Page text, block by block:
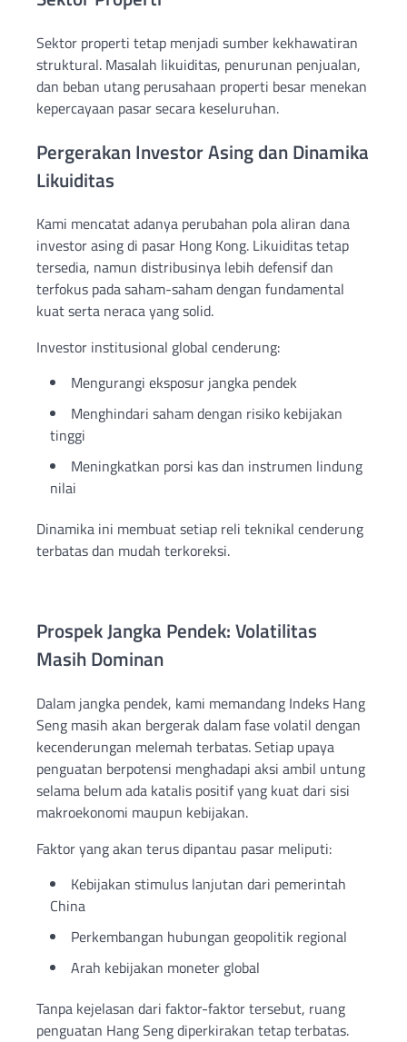
Sektor properti tetap menjadi sumber kekhawatiran
struktural. Masalah likuiditas, penurunan penjualan,
dan beban utang perusahaan properti besar menekan
kepercayaan pasar secara keseluruhan.
Pergerakan Investor Asing dan Dinamika
Likuiditas
Kami mencatat adanya perubahan pola aliran dana
investor asing di pasar Hong Kong. Likuiditas tetap
tersedia, namun distribusinya lebih defensif dan
terfokus pada saham-saham dengan fundamental
kuat serta neraca yang solid.
Investor institusional global cenderung:
Mengurangi eksposur jangka pendek
Menghindari saham dengan risiko kebijakan
tinggi
Meningkatkan porsi kas dan instrumen lindung
nilai
Dinamika ini membuat setiap reli teknikal cenderung
terbatas dan mudah terkoreksi.
Prospek Jangka Pendek: Volatilitas
Masih Dominan
Dalam jangka pendek, kami memandang Indeks Hang
Seng masih akan bergerak dalam fase volatil dengan
kecenderungan melemah terbatas. Setiap upaya
penguatan berpotensi menghadapi aksi ambil untung
selama belum ada katalis positif yang kuat dari sisi
makroekonomi maupun kebijakan.
Faktor yang akan terus dipantau pasar meliputi:
Kebijakan stimulus lanjutan dari pemerintah
China
Perkembangan hubungan geopolitik regional
Arah kebijakan moneter global
Tanpa kejelasan dari faktor-faktor tersebut, ruang
penguatan Hang Seng diperkirakan tetap terbatas.